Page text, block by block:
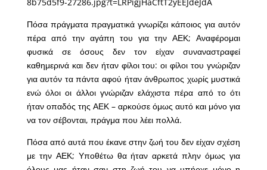
Πόσα πράγματα πραγματικά γνωρίζει κάποιος για αυτόν
πέρα από την αγάπη του για την ΑΕΚ; Αναφέρομαι
φυσικά σε όσους δεν τον είχαν συναναστραφεί
καθημερινά και δεν ήταν φίλοι του: οι φίλοι του γνώριζαν
για αυτόν τα πάντα αφού ήταν άνθρωπος χωρίς μυστικά
ενώ όλοι οι άλλοι γνώριζαν ελάχιστα πέρα από το ότι
ήταν οπαδός της ΑΕΚ – αρκούσε όμως αυτό και μόνο για
να τον σέβονται, πράγμα που λέει πολλά.
Πόσα από αυτά που έκανε στην ζωή του δεν είχαν σχέση
με την ΑΕΚ; Υποθέτω θα ήταν αρκετά πλην όμως για